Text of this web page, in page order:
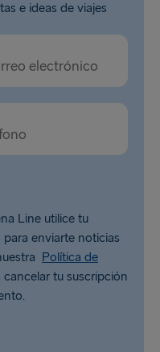
e ideas de viajes
Line utilice tu
enviarte noticias
Política de
tu suscripción